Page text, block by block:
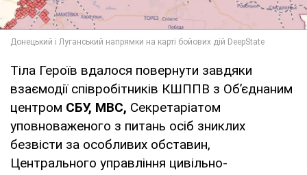
Тіла Героїв вдалося повернути завдяки
взаємодії співробітників КШППВ з Об’єднаним
центром СБУ, МВС, Секретаріатом
уповноваженого з питань осіб зниклих
безвісти за особливих обставин,
Центрального управління цивільно-